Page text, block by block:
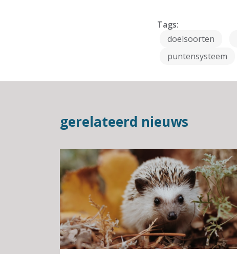
Tags:
doelsoorten
puntensysteem
gerelateerd nieuws